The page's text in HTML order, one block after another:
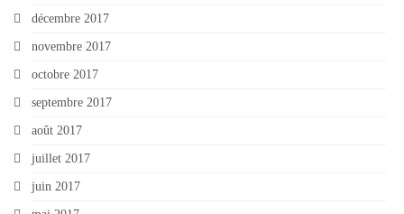
décembre 2017
novembre 2017
octobre 2017
septembre 2017
août 2017
juillet 2017
juin 2017